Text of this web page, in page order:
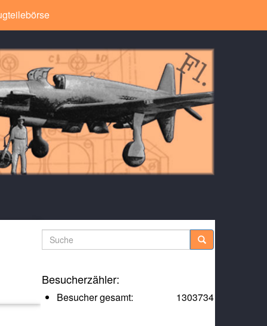
Suche
Besucherzähler:
1303734
Besucher gesamt: